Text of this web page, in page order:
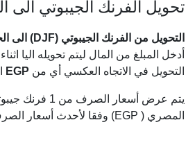
تحويل الفرنك الجيبوتي الى
التحويل من الفرنك الجيبوتي (DJF) الى الجنيه المصري (EGP)
أدخل المبلغ من المال ليتم تحويله اليا
التحويل في الاتجاه العكسي أي من EGP
المصري ( EGP) وفقا لأحدث أسعار الصرف.